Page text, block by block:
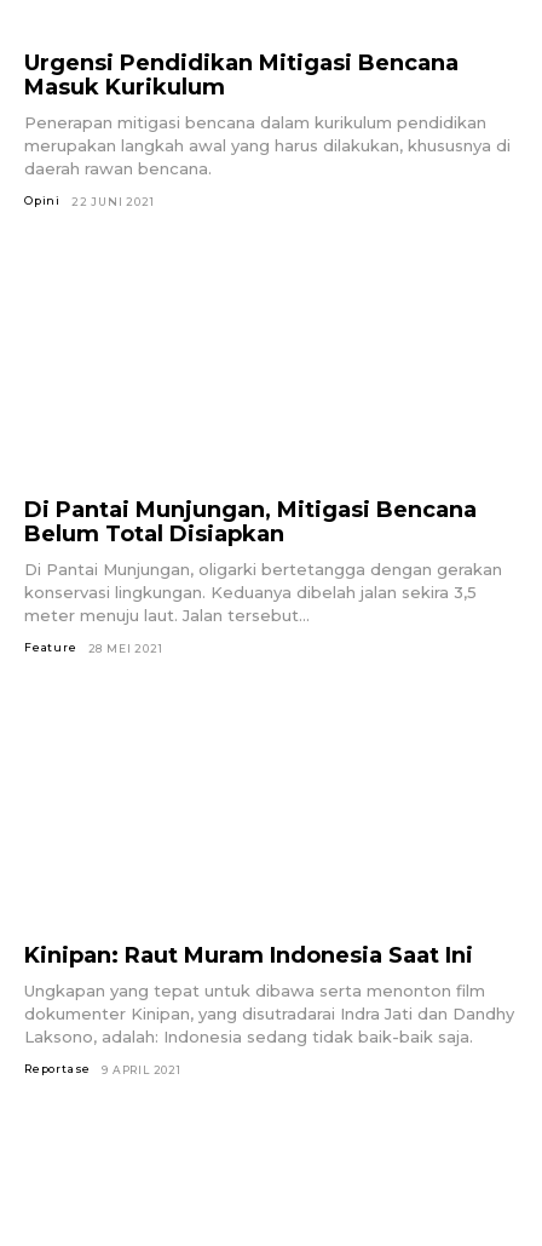
Urgensi Pendidikan Mitigasi Bencana
Masuk Kurikulum
Penerapan mitigasi bencana dalam kurikulum pendidikan
merupakan langkah awal yang harus dilakukan, khususnya di
daerah rawan bencana.
Opini 22 JUNI 2021
Di Pantai Munjungan, Mitigasi Bencana
Belum Total Disiapkan
Di Pantai Munjungan, oligarki bertetangga dengan gerakan
konservasi lingkungan. Keduanya dibelah jalan sekira 3,5
meter menuju laut. Jalan tersebut...
Feature 28 MEI 2021
Kinipan: Raut Muram Indonesia Saat Ini
Ungkapan yang tepat untuk dibawa serta menonton film
dokumenter Kinipan, yang disutradarai Indra Jati dan Dandhy
Laksono, adalah: Indonesia sedang tidak baik-baik saja.
Reportase 9 APRIL 2021